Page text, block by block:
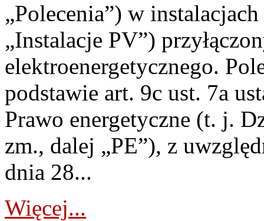
„Polecenia”) w
„Instalacje PV”)
elektroenergetycznego.
podstawie art. 9c ust. 7a
Prawo energetyczne (t. j.
zm., dalej „PE”), z
dnia 28...
Więcej...